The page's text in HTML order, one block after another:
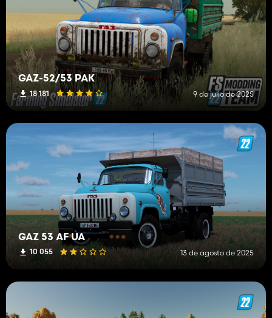
GAZ-52/53 PAK
18 181 9 de julio de 2025
GAZ 53 AF UA
10 055 13 de agosto de 2025